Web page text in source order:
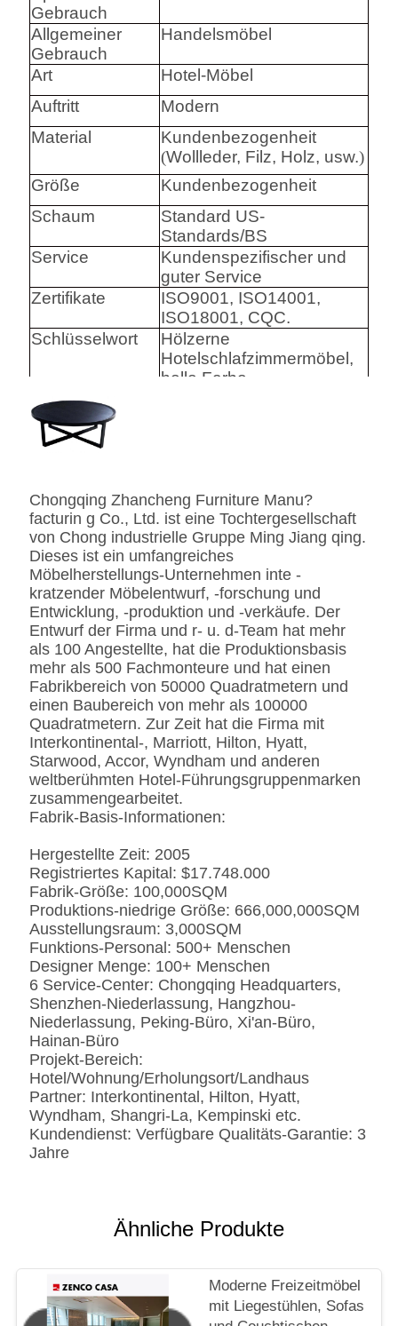
Gebrauch
Allgemeiner
Gebrauch
Handelsmöbel
Art
Hotel-Möbel
Auftritt
Modern
Material
Kundenbezogenheit
(Wollleder, Filz, Holz, usw.)
Größe
Kundenbezogenheit
Schaum
Standard US-
Standards/BS
Service
Kundenspezifischer und
guter Service
Zertifikate
ISO9001, ISO14001,
ISO18001, CQC.
Schlüsselwort
Hölzerne
Hotelschlafzimmermöbel,
helle Farbe
Harware
Gewebe
Leder-/echtes
Leder-/Microfiber-Leder-
CA117 Standard oder
BS5852 Standardire des
Gewebe-/PU beständig
SS
Edelstahl #201 #304 #316,
bürstete oder
Spiegeloberfläche.
Fingerprintless
Verarbeitung
Marmor
Natürliches ausgeführt,
Kunde-spezifizierten
Chongqing Zhancheng Furniture Manu?
facturin g Co., Ltd. ist eine Tochtergesellschaft
von Chong industrielle Gruppe Ming Jiang qing.
Dieses ist ein umfangreiches
Möbelherstellungs-Unternehmen inte -
kratzender Möbelentwurf, -forschung und
Entwicklung, -produktion und -verkäufe. Der
Entwurf der Firma und r- u. d-Team hat mehr
als 100 Angestellte, hat die Produktionsbasis
mehr als 500 Fachmonteure und hat einen
Fabrikbereich von 50000 Quadratmetern und
einen Baubereich von mehr als 100000
Quadratmetern. Zur Zeit hat die Firma mit
Interkontinental-, Marriott, Hilton, Hyatt,
Starwood, Accor, Wyndham und anderen
weltberühmten Hotel-Führungsgruppenmarken
zusammengearbeitet.
Fabrik-Basis-Informationen:
Hergestellte Zeit: 2005
Registriertes Kapital: $17.748.000
Fabrik-Größe: 100,000SQM
Produktions-niedrige Größe: 666,000,000SQM
Ausstellungsraum: 3,000SQM
Funktions-Personal: 500+ Menschen
Designer Menge: 100+ Menschen
6 Service-Center: Chongqing Headquarters,
Shenzhen-Niederlassung, Hangzhou-
Niederlassung, Peking-Büro, Xi'an-Büro,
Hainan-Büro
Projekt-Bereich:
Hotel/Wohnung/Erholungsort/Landhaus
Partner: Interkontinental, Hilton, Hyatt,
Wyndham, Shangri-La, Kempinski etc.
Kundendienst: Verfügbare Qualitäts-Garantie: 3
Jahre
Ähnliche Produkte
Moderne Freizeitmöbel
mit Liegestühlen, Sofas